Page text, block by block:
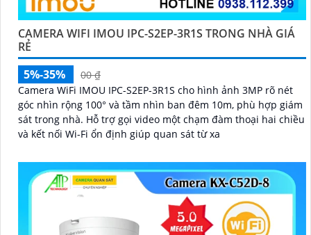
CAMERA WIFI IMOU IPC-S2EP-3R1S TRONG NHÀ GIÁ
RẺ
5%-35%
00 ₫
Camera WiFi IMOU IPC-S2EP-3R1S cho hình ảnh 3MP rõ nét
góc nhìn rộng 100° và tầm nhìn ban đêm 10m, phù hợp giám
sát trong nhà. Hỗ trợ gọi video một chạm đàm thoại hai chiều
và kết nối Wi-Fi ổn định giúp quan sát từ xa